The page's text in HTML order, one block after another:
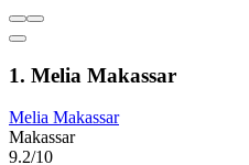
1. Melia Makassar
Melia Makassar
Makassar
9.2/10